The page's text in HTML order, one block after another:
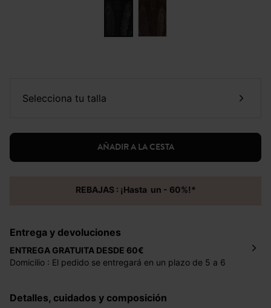
selecciona tu talla
AÑADIR A LA CESTA
REBAJAS : ¡Hasta un - 60%!*
Entrega y devoluciones
ENTREGA GRATUITA DESDE 60€
Domicilio : El pedido se entregará en un plazo de 5 a 6
Mondial Relay : El pedido se entregará en un plazo de 5
Detalles, cuidados y composición